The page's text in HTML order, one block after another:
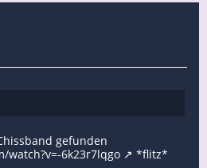
gefunden
watch?v=-6k23r7lqgo
*flitz*